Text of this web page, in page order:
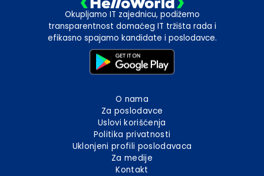
Okupljamo IT zajednicu, podižemo
transparentnost domaćeg IT tržišta rada i
efikasno spajamo kandidate i poslodavce.
O nama
Za poslodavce
Uslovi korišćenja
Politika privatnosti
Uklonjeni profili poslodavaca
Za medije
Kontakt